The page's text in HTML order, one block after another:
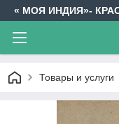
« МОЯ ИНДИЯ»-
Товары и услуги